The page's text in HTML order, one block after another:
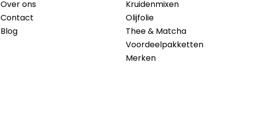
Over ons
Contact
Blog
Kruidenmixen
Olijfolie
Thee & Matcha
Voordeelpakketten
Merken